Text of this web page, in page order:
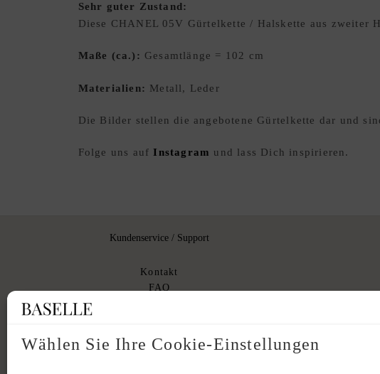
Wählen Sie Ihre Cookie-Einstellungen
Sehr guter Zustand:
Diese CHANEL 05V Gürtelkette / Halskette aus zweiter
Maße (ca.): Gesamtlänge = 102 cm
Materialien: Metall, Leder
Die Bilder stellen die angebotene Gürtelkette dar und
Folge uns auf Instagram und lass Dich inspirieren.
Kundenservice / Support
Kontakt
FAQ